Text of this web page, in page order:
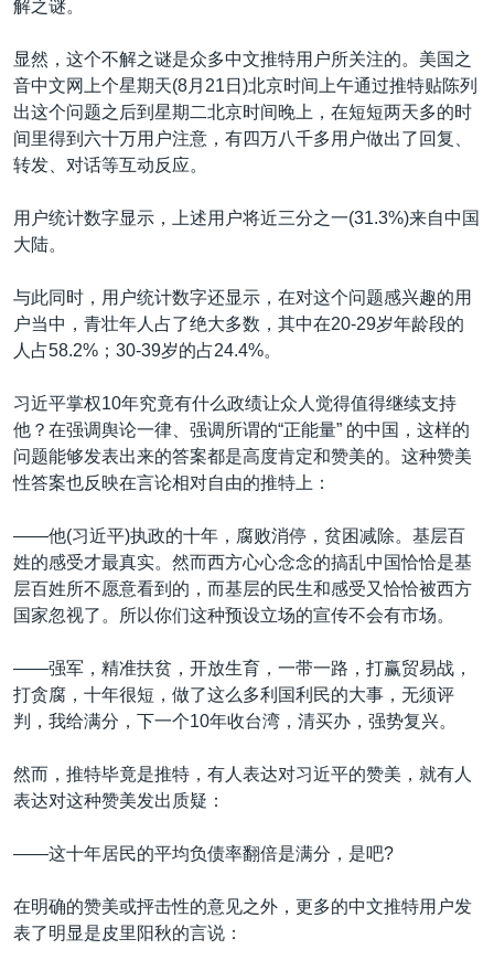
解之谜。
显然，这个不解之谜是众多中文推特用户所关注的。美国之
音中文网上个星期天(8月21日)北京时间上午通过推特贴陈列
出这个问题之后到星期二北京时间晚上，在短短两天多的时
间里得到六十万用户注意，有四万八千多用户做出了回复、
转发、对话等互动反应。
用户统计数字显示，上述用户将近三分之一(31.3%)来自中国
大陆。
与此同时，用户统计数字还显示，在对这个问题感兴趣的用
户当中，青壮年人占了绝大多数，其中在20-29岁年龄段的
人占58.2%；30-39岁的占24.4%。
习近平掌权10年究竟有什么政绩让众人觉得值得继续支持
他？在强调舆论一律、强调所谓的“正能量” 的中国，这样的
问题能够发表出来的答案都是高度肯定和赞美的。这种赞美
性答案也反映在言论相对自由的推特上：
——他(习近平)执政的十年，腐败消停，贫困减除。基层百
姓的感受才最真实。然而西方心心念念的搞乱中国恰恰是基
层百姓所不愿意看到的，而基层的民生和感受又恰恰被西方
国家忽视了。所以你们这种预设立场的宣传不会有市场。
——强军，精准扶贫，开放生育，一带一路，打赢贸易战，
打贪腐，十年很短，做了这么多利国利民的大事，无须评
判，我给满分，下一个10年收台湾，清买办，强势复兴。
然而，推特毕竟是推特，有人表达对习近平的赞美，就有人
表达对这种赞美发出质疑：
——这十年居民的平均负债率翻倍是满分，是吧?
在明确的赞美或抨击性的意见之外，更多的中文推特用户发
表了明显是皮里阳秋的言说：